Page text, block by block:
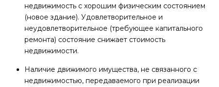
недвижимость с хорошим физическим состоянием
(новое здание). Удовлетворительное и
неудовлетворительное (требующее капитального
ремонта) состояние снижает стоимость
недвижимости.
Наличие движимого имущества, не связанного с
недвижимостью, передаваемого при реализации